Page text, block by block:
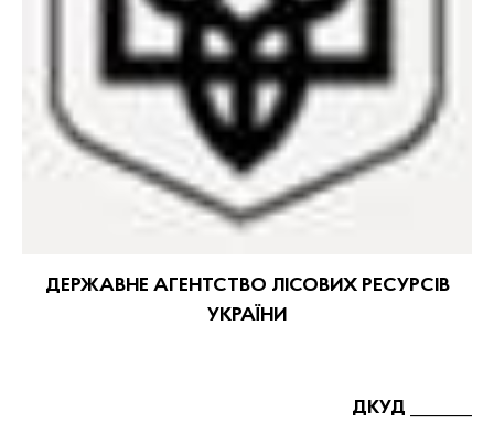
ДЕРЖАВНЕ АГЕНТСТВО ЛІСОВИХ РЕСУРСІВ
УКРАЇНИ
ДКУД